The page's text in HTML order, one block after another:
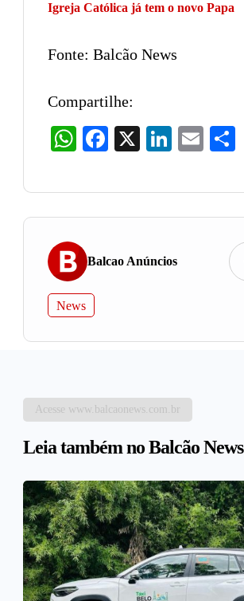
Igreja Católica já tem o novo Papa
Fonte: Balcão News
Compartilhe:
WhatsAppFacebook LinkedIn
Email
Balcao Anúncios
News
Acesse www.balcaonews.com.br
Leia também no Balcão News